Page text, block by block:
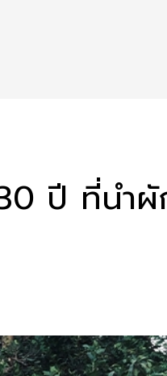
ปี ที่นำผั